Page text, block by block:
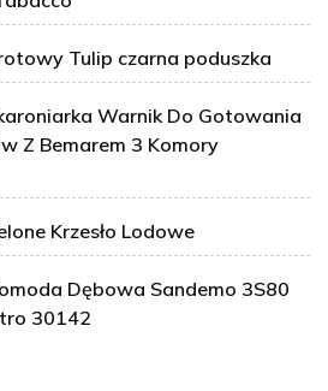
Tulip czarna poduszka
Warnik Do Gotowania
Z Bemarem 3 Komory
Krzesło Lodowe
Dębowa Sandemo 3S80
30142